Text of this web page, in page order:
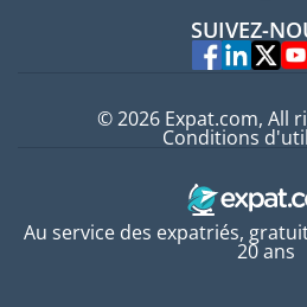
Experts
SUIVEZ-
Au service des expatriés,
20 ans
© 2026 Expat.com, All
Conditions